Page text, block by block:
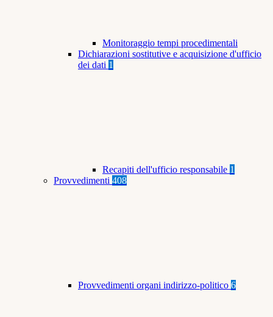
Monitoraggio tempi procedimentali
Dichiarazioni sostitutive e acquisizione d'ufficio
dei dati 1
Recapiti dell'ufficio responsabile 1
Provvedimenti 408
Provvedimenti organi indirizzo-politico 6